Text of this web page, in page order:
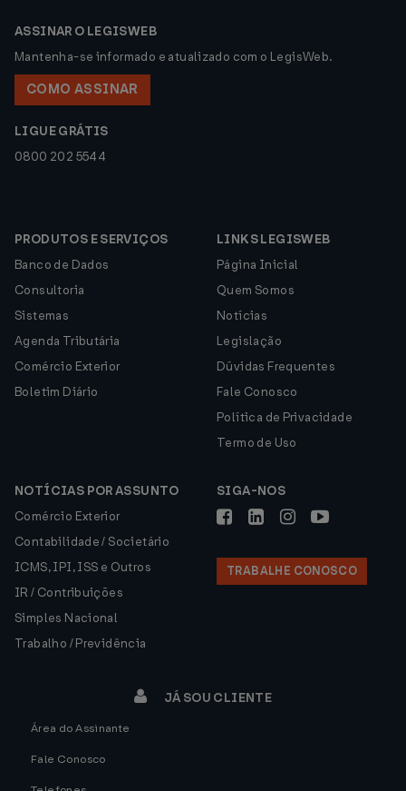
ASSINAR O LEGISWEB
Mantenha-se informado e atualizado com o LegisWeb.
COMO ASSINAR
LIGUE GRÁTIS
0800 202 5544
PRODUTOS E SERVIÇOS
Banco de Dados
Consultoria
Sistemas
Agenda Tributária
Comércio Exterior
Boletim Diário
LINKS LEGISWEB
Página Inicial
Quem Somos
Notícias
Legislação
Dúvidas Frequentes
Fale Conosco
Política de Privacidade
Termo de Uso
NOTÍCIAS POR ASSUNTO
Comércio Exterior
Contabilidade / Societário
ICMS, IPI, ISS e Outros
IR / Contribuições
Simples Nacional
Trabalho / Previdência
SIGA-NOS
TRABALHE CONOSCO
JÁ SOU CLIENTE
Área do Assinante
Fale Conosco